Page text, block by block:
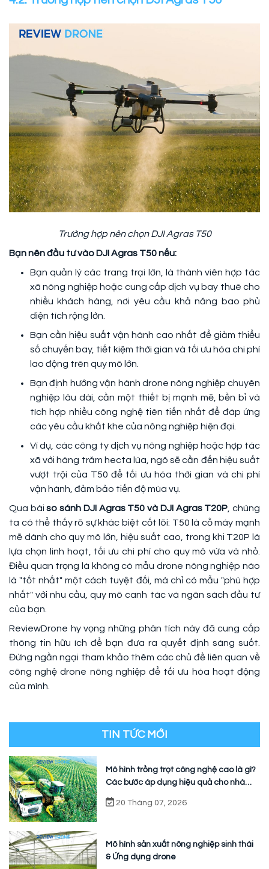
Trường hợp nên chọn DJI Agras T50
Bạn nên đầu tư vào DJI Agras T50 nếu:
Bạn quản lý các trang trại lớn, là thành viên hợp tác
xã nông nghiệp hoặc cung cấp dịch vụ bay thuê cho
nhiều khách hàng, nơi yêu cầu khả năng bao phủ
diện tích rộng lớn.
Bạn cần hiệu suất vận hành cao nhất để giảm thiểu
số chuyến bay, tiết kiệm thời gian và tối ưu hóa chi phí
lao động trên quy mô lớn.
Bạn định hướng vận hành drone nông nghiệp chuyên
nghiệp lâu dài, cần một thiết bị mạnh mẽ, bền bỉ và
tích hợp nhiều công nghệ tiên tiến nhất để đáp ứng
các yêu cầu khắt khe của nông nghiệp hiện đại.
Ví dụ, các công ty dịch vụ nông nghiệp hoặc hợp tác
xã với hàng trăm hecta lúa, ngô sẽ cần đến hiệu suất
vượt trội của T50 để tối ưu hóa thời gian và chi phí
vận hành, đảm bảo tiến độ mùa vụ.
Qua bàiso sánh DJI Agras T50 và DJI Agras T20P , chúng
ta có thể thấy rõ sự khác biệt cốt lõi: T50 là cỗ máy mạnh
mẽ dành cho quy mô lớn, hiệu suất cao, trong khi T20P là
lựa chọn linh hoạt, tối ưu chi phí cho quy mô vừa và nhỏ.
Điều quan trọng là không có mẫu drone nông nghiệp nào
là "tốt nhất" một cách tuyệt đối, mà chỉ có mẫu "phù hợp
nhất" với nhu cầu, quy mô canh tác và ngân sách đầu tư
của bạn.
ReviewDrone hy vọng những phân tích này đã cung cấp
thông tin hữu ích để bạn đưa ra quyết định sáng suốt.
Đừng ngần ngại tham khảo thêm các chủ đề liên quan về
công nghệ drone nông nghiệp để tối ưu hóa hoạt động
của mình.
TIN TỨC MỚI
Mô hình trồng trọt công nghệ cao là gì?
Các bước áp dụng hiệu quả cho nhà
20 Tháng 07, 2026
Mô hình sản xuất nông nghiệp sinh thái
& Ứng dụng drone